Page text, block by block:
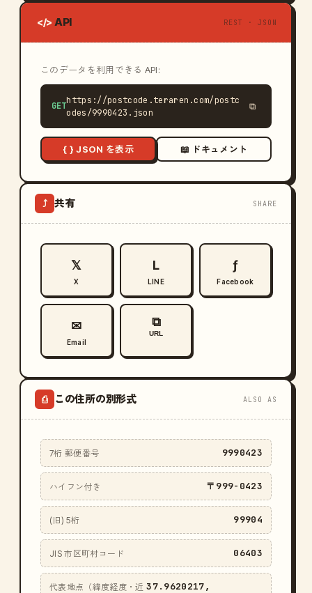
</> API REST · JSON
このデータを利用できる API:
GET
https://postcode.teraren.com/postc
odes/9990423.json
⧉
{ } JSON を表示 📖 ドキュメント
⤴ 共有 SHARE
𝕏
X
L
LINE
ƒ
Facebook
✉
Email
⧉
URL
⎙ この住所の別形式 ALSO AS
7桁 郵便番号 9990423
ハイフン付き 〒999-0423
(旧) 5桁 99904
JIS 市区町村コード 06403
代表地点（緯度経度・近 37.9620217,